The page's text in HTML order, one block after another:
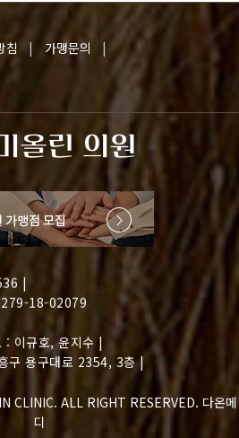
침
가맹문의
: 권유리 |
구 덕영대로 693 2층 |
2 |
: 김혜원 |
미로 83 센타프라자 502층 |
|
597-43-00762
: 임현지 |
로 37번길 16, 형제빌딩 2층 |
|
18-02079
이규호, 윤지수 |
구 용구대로 2354, 3층 |
|
29-70245
CLINIC. ALL RIGHT RESERVED. 다온메
디